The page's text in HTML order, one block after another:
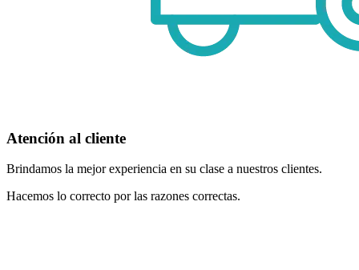
Atención al cliente
Brindamos la mejor experiencia en su clase a nuestros clientes.
Hacemos lo correcto por las razones correctas.